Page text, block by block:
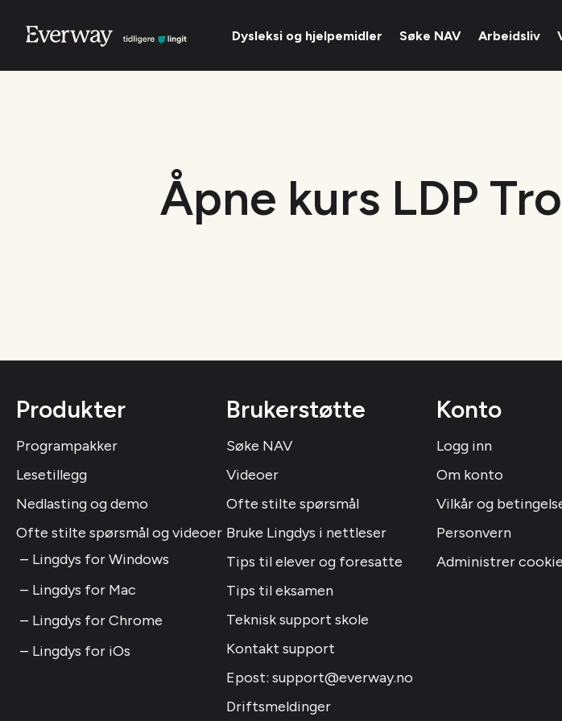
Dysleksi og hjelpemidler Søke NAV Arbeidsliv
Åpne kurs LDP
Produkter
Programpakker
Lesetillegg
Nedlasting og demo
Ofte stilte spørsmål og videoer
Lingdys for Windows
Lingdys for Mac
Lingdys for Chrome
Lingdys for iOs
Brukerstøtte
Søke NAV
Videoer
Ofte stilte spørsmål
Bruke Lingdys i nettleser
Tips til elever og foresatte
Tips til eksamen
Teknisk support skole
Kontakt support
Epost: support@everway.no
Driftsmeldinger
Konto
Logg inn
Om konto
Vilkår og
Personvern
Administrer